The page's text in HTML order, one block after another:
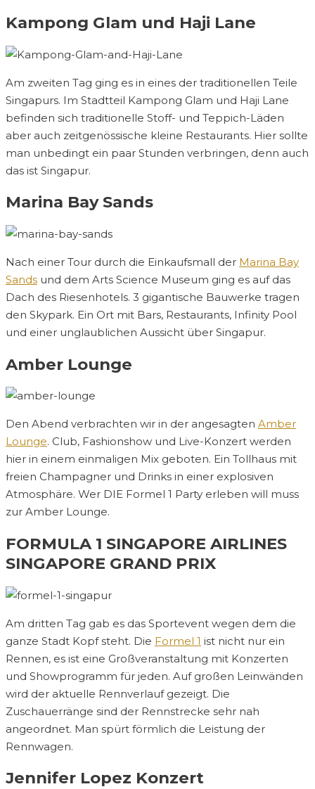
Kampong Glam und Haji Lane
Am zweiten Tag ging es in eines der traditionellen Teile
Singapurs. Im Stadtteil Kampong Glam und Haji Lane
befinden sich traditionelle Stoff- und Teppich-Läden
aber auch zeitgenössische kleine Restaurants. Hier sollte
man unbedingt ein paar Stunden verbringen, denn auch
das ist Singapur.
Marina Bay Sands
Nach einer Tour durch die Einkaufsmall der Marina Bay
Sands und dem Arts Science Museum ging es auf das
Dach des Riesenhotels. 3 gigantische Bauwerke tragen
den Skypark. Ein Ort mit Bars, Restaurants, Infinity Pool
und einer unglaublichen Aussicht über Singapur.
Amber Lounge
Den Abend verbrachten wir in der angesagten Amber
Lounge. Club, Fashionshow und Live-Konzert werden
hier in einem einmaligen Mix geboten. Ein Tollhaus mit
freien Champagner und Drinks in einer explosiven
Atmosphäre. Wer DIE Formel 1 Party erleben will muss
zur Amber Lounge.
FORMULA 1 SINGAPORE AIRLINES
SINGAPORE GRAND PRIX
Am dritten Tag gab es das Sportevent wegen dem die
ganze Stadt Kopf steht. Die Formel 1 ist nicht nur ein
Rennen, es ist eine Großveranstaltung mit Konzerten
und Showprogramm für jeden. Auf großen Leinwänden
wird der aktuelle Rennverlauf gezeigt. Die
Zuschauerränge sind der Rennstrecke sehr nah
angeordnet. Man spürt förmlich die Leistung der
Rennwagen.
Jennifer Lopez Konzert